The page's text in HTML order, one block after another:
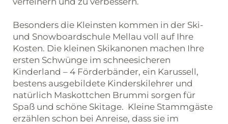
Besonders die Kleinsten kommen in der Ski-
und Snowboardschule Mellau voll auf Ihre
Kosten. Die kleinen Skikanonen machen Ihre
ersten Schwünge im schneesicheren
Kinderland – 4 Förderbänder, ein Karussell,
bestens ausgebildete Kinderskilehrer und
natürlich Maskottchen Brummi sorgen für
Spaß und schöne Skitage. Kleine Stammgäste
erzählen schon bei Anreise, dass sie im